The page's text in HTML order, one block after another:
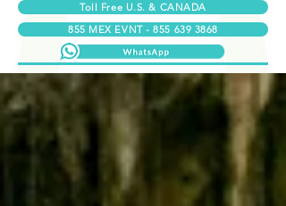
855 MEX EVNT - 855 639 3868
Toll Free U.S. & CANADA